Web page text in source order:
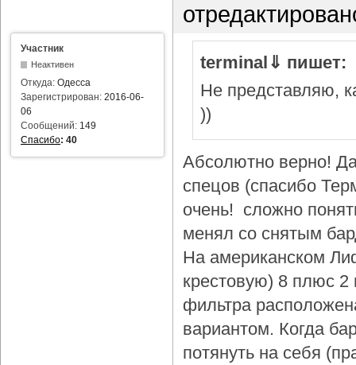
Участник
Неактивен
Откуда: Одесса
Зарегистрирован: 2016-06-
06
Сообщений: 149
Спасибо: 40
terminal⇓ пишет:
Не представляю,
))
Абсолютно верно!
спецов (спасибо
очень! сложно
менял со снятым
На американском
крестовую) 8 плюс 2
фильтра
вариантом. Когда
потянуть на себя